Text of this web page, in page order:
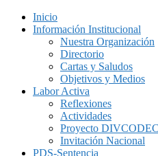
Inicio
Información Institucional
Nuestra Organización
Directorio
Cartas y Saludos
Objetivos y Medios
Labor Activa
Reflexiones
Actividades
Proyecto DIVCODEC
Invitación Nacional
PDS-Sentencia